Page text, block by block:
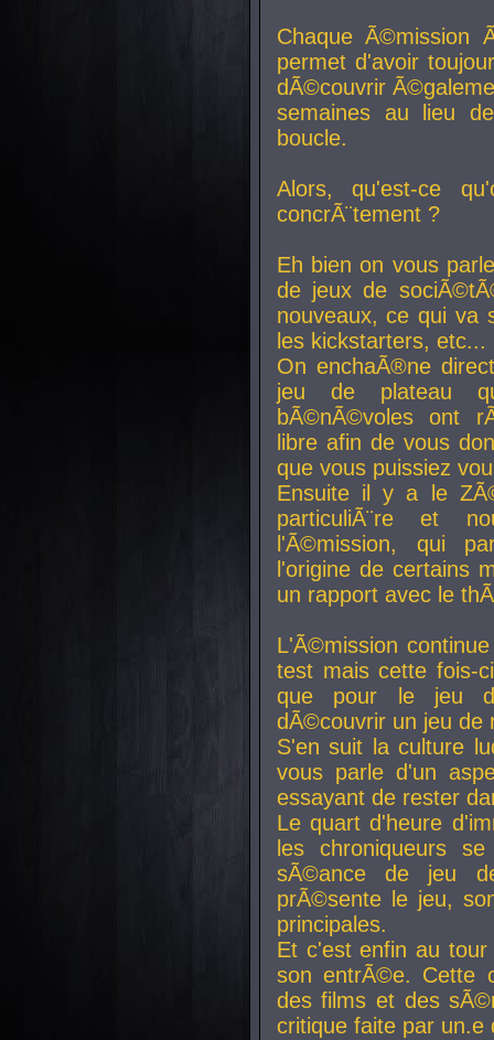
Chaque Ã©mission
permet d'avoir
dÃ©couvrir
semaines au lieu
boucle.
Alors, qu'est-ce
concrÃ¨tement ?
Eh bien on vous
de jeux de
nouveaux, ce qui va
les kickstarters, etc...
On enchaÃ®ne
jeu de plateau
bÃ©nÃ©voles ont
libre afin de vous
que vous puissiez
Ensuite il y a le
particuliÃ¨re et
l'Ã©mission, qui
l'origine de certains
un rapport avec le
L'Ã©mission
test mais cette fois-
que pour le jeu
dÃ©couvrir un jeu de
S'en suit la culture
vous parle d'un
essayant de rester
Le quart d'heure
les chroniqueurs
sÃ©ance de jeu
prÃ©sente le jeu,
principales.
Et c'est enfin au
son entrÃ©e. Cette
des films et des
critique faite par